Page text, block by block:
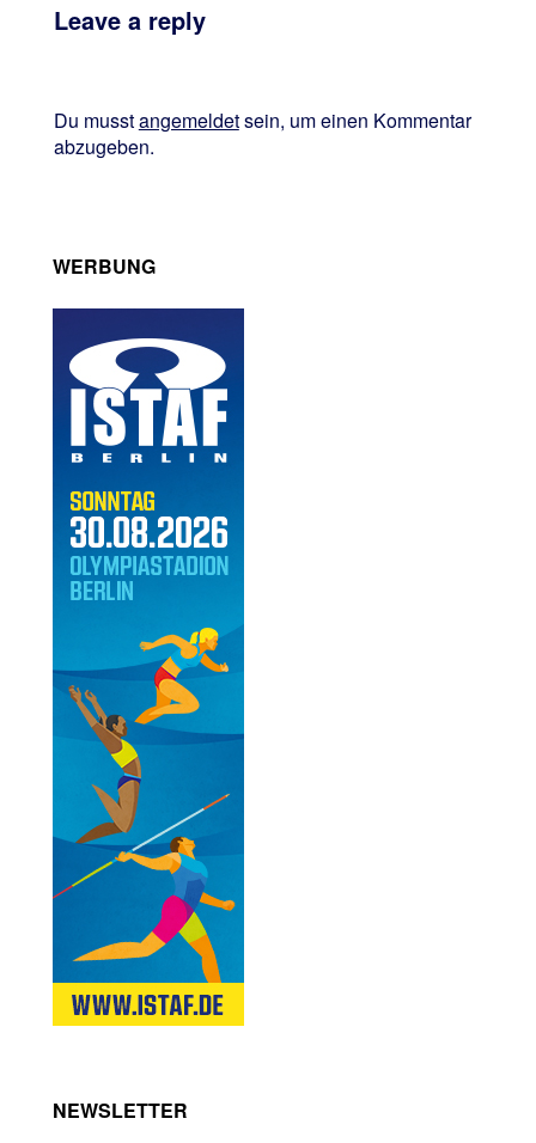
Leave a reply
Du musstangemeldetsein, um einen Kommentar
abzugeben.
WERBUNG
NEWSLETTER